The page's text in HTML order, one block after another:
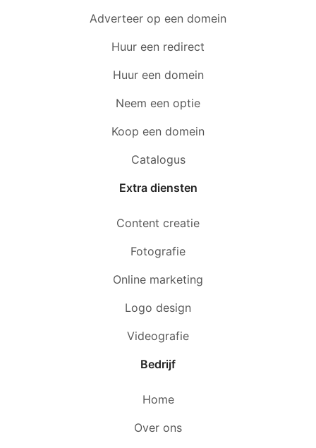
Adverteer op een domein
Huur een redirect
Huur een domein
Neem een optie
Koop een domein
Catalogus
Extra diensten
Content creatie
Fotografie
Online marketing
Logo design
Videografie
Bedrijf
Home
Over ons